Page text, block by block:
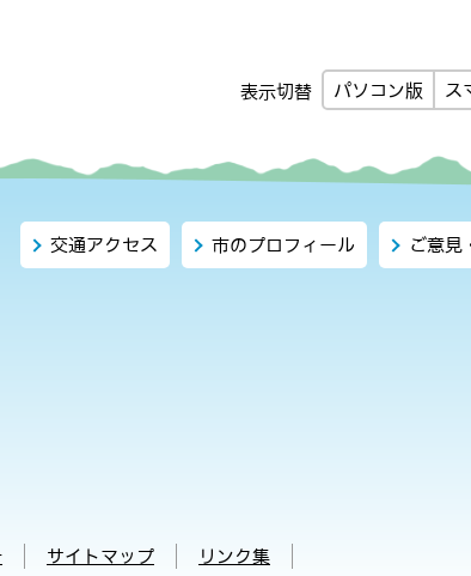
表示切替 パソコン版 ス
交通アクセス 市のプロフィール ご意見
サイトマップ リンク集